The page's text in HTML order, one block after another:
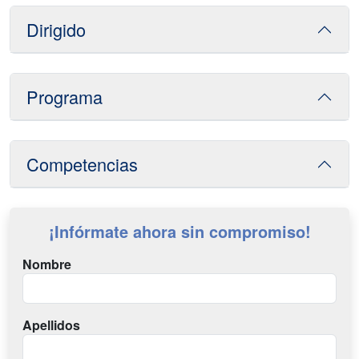
Dirigido
Programa
Competencias
¡Infórmate ahora sin compromiso!
Nombre
Apellidos